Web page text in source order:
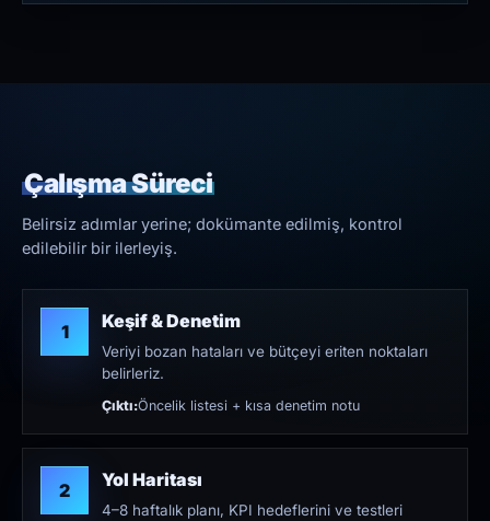
Çalışma Süreci
Belirsiz adımlar yerine; dokümante edilmiş, kontrol
edilebilir bir ilerleyiş.
1 Keşif & Denetim
Veriyi bozan hataları ve bütçeyi eriten noktaları
belirleriz.
Çıktı:Öncelik listesi + kısa denetim notu
2 Yol Haritası
4–8 haftalık planı, KPI hedeflerini ve testleri